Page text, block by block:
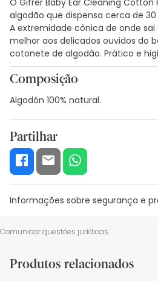
algodão que dispensa cerca de
A extremidade cônica de onde
melhor aos delicados ouvidos do
cotonete de algodão. Prático e
Composição
Algodón 100% natural.
Partilhar
Informações sobre segurança e
Recursos de segurança visual
De momento, não dispomos de
Comunicar questões jurídicas
Produtos relacionados